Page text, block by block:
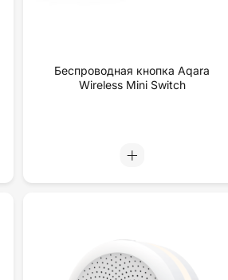
Беспроводная кнопка Aqara
Wireless Mini Switch